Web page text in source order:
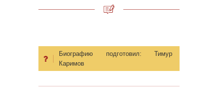
Биографию подготовил: Тимур
Каримов